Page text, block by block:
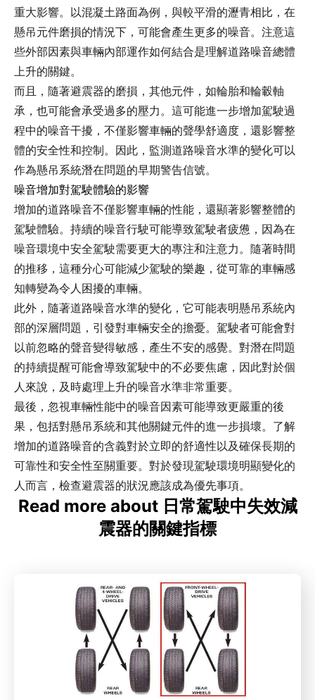
重大影響。以混凝土路面為例，與較平滑的瀝青相比，在
懸吊元件磨損的情況下，可能會產生更多的噪音。注意這
些外部因素與車輛內部運作如何結合是理解道路噪音總體
上升的關鍵。
而且，隨著避震器的磨損，其他元件，如輪胎和輪轂軸
承，也可能會承受過多的壓力。這可能進一步增加駕駛過
程中的噪音干擾，不僅影響車輛的聲學舒適度，還影響整
體的安全性和控制。因此，監測道路噪音水準的變化可以
作為懸吊系統潛在問題的早期警告信號。
噪音增加對駕駛體驗的影響
增加的道路噪音不僅影響車輛的性能，還顯著影響整體的
駕駛體驗。持續的噪音行駛可能導致駕駛者疲憊，因為在
噪音環境中安全駕駛需要更大的專注和注意力。隨著時間
的推移，這種分心可能減少駕駛的樂趣，從可靠的車輛感
知轉變為令人困擾的車輛。
此外，隨著道路噪音水準的變化，它可能表明懸吊系統內
部的深層問題，引發對車輛安全的擔憂。駕駛者可能會對
以前忽略的聲音變得敏感，產生不安的感覺。對潛在問題
的持續提醒可能會導致駕駛中的不必要焦慮，因此對於個
人來說，及時處理上升的噪音水準非常重要。
最後，忽視車輛性能中的噪音因素可能導致更嚴重的後
果，包括對懸吊系統和其他關鍵元件的進一步損壞。了解
增加的道路噪音的含義對於立即的舒適性以及確保長期的
可靠性和安全性至關重要。對於發現駕駛環境明顯變化的
人而言，檢查避震器的狀況應該成為優先事項。
Read more about 日常駕駛中失效減
震器的關鍵指標